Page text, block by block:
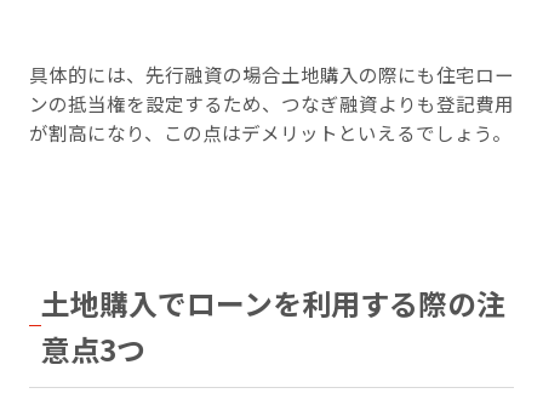
具体的には、先行融資の場合土地購入の際にも住宅ロー
ンの抵当権を設定するため、つなぎ融資よりも登記費用
が割高になり、この点はデメリットといえるでしょう。
土地購入でローンを利用する際の注
意点3つ